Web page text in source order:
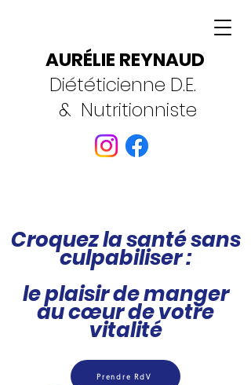
AURÉLIE REYNAUD
Diététicienne D.E.
& Nutritionniste
Croquez la santé sans
culpabiliser :
le plaisir de manger
au cœur de votre
vitalité
Prendre RdV